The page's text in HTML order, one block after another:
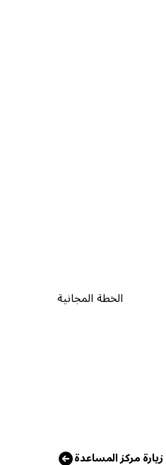
الخطة المجانية
زيارة مركز المساعدة